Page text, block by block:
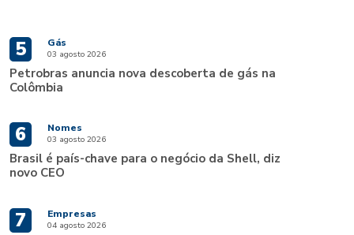
5 Gás
03 agosto 2026
Petrobras anuncia nova descoberta de gás na
Colômbia
6 Nomes
03 agosto 2026
Brasil é país-chave para o negócio da Shell, diz
novo CEO
7 Empresas
04 agosto 2026